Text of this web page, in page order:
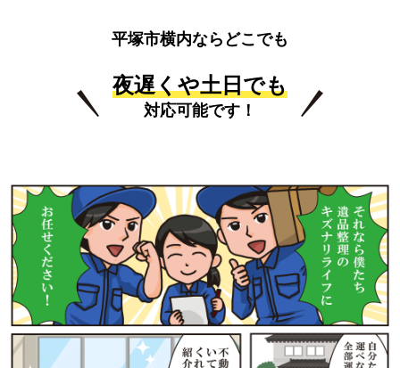
平塚市横内ならどこでも
夜遅くや土日でも
対応可能です！